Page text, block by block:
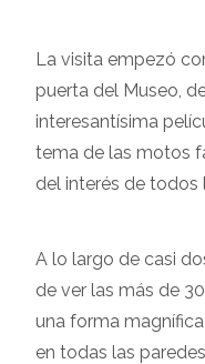
La visita empezó
puerta del Museo,
interesantísima
tema de las motos
del interés de todos
A lo largo de casi
de ver las más de
una forma
en todas las